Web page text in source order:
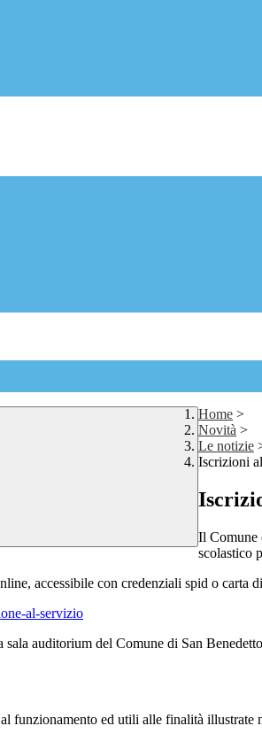
Home >
Novità >
Le notizie
Iscrizioni
Il Comune
scolastico
accessibile con credenziali spid o carta
al-servizio
auditorium del Comune di San
funzionamento ed utili alle finalità illustrate